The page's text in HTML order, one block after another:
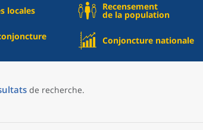
locales Recensement
de la population
Conjoncture nationale
de recherche.